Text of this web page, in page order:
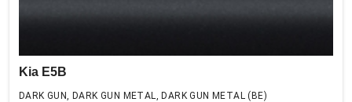
Kia E5B
DARK GUN, DARK GUN METAL, DARK GUN METAL (BE)